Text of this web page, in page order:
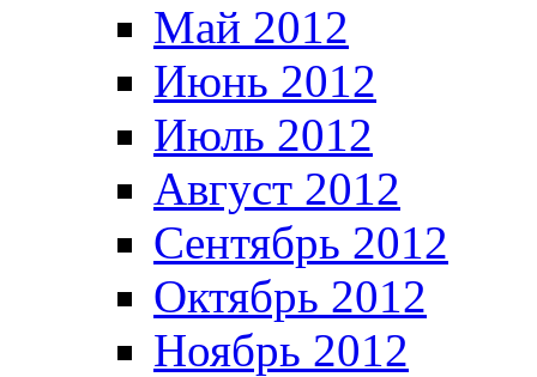
Май 2012
Июнь 2012
Июль 2012
Август 2012
Сентябрь 2012
Октябрь 2012
Ноябрь 2012